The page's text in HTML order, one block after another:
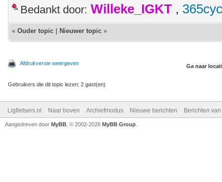
Bedankt door: Willeke_IGKT ,
« Ouder topic Nieuwer topic »
Afdrukversie weergeven Ga naar
Gebruikers die dit topic lezen: 2 gast(en)
Ligfietsers.nl Naar boven Archiefmodus Nieuwe berichten Berichten
Aangedreven door MyBB , © 2002-2026 MyBB Group